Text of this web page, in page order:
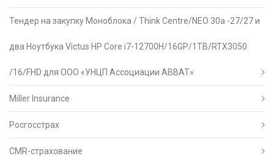
Тендер на закупку Моноблока / Think Centre/NEO 30a -27/27 и
два Ноутбука Victus HP Core i7-12700H/16GP/1TB/RTX3050
/16/FHD для ООО «УНЦП Ассоциации АВВАТ»
Miller Insurance
Росгосстрах
CMR-страхование